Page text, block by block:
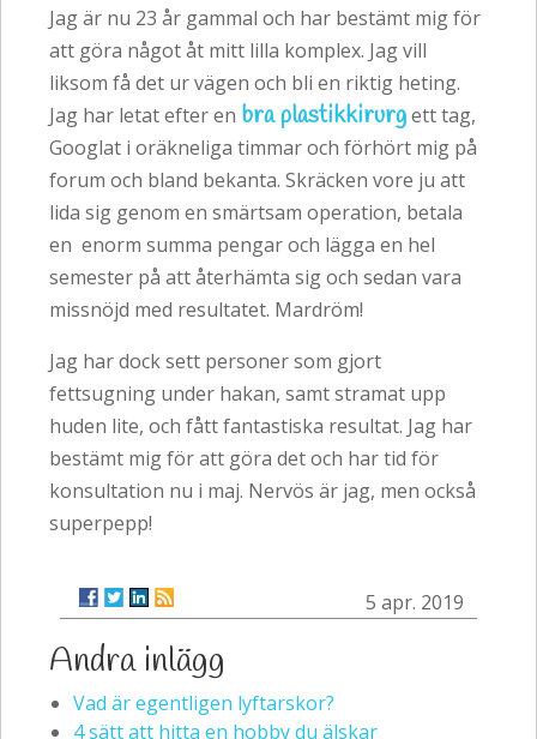
Jag är nu 23 år gammal och har bestämt mig för
att göra något åt mitt lilla komplex. Jag vill
liksom få det ur vägen och bli en riktig heting.
Jag har letat efter en bra plastikkirurgett tag,
Googlat i oräkneliga timmar och förhört mig på
forum och bland bekanta. Skräcken vore ju att
lida sig genom en smärtsam operation, betala
en enorm summa pengar och lägga en hel
semester på att återhämta sig och sedan vara
missnöjd med resultatet. Mardröm!
Jag har dock sett personer som gjort
fettsugning under hakan, samt stramat upp
huden lite, och fått fantastiska resultat. Jag har
bestämt mig för att göra det och har tid för
konsultation nu i maj. Nervös är jag, men också
superpepp!
5 apr. 2019
Andra inlägg
Vad är egentligen lyftarskor?
4 sätt att hitta en hobby du älskar